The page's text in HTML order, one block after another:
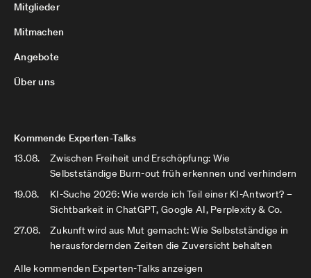
Mitglieder
Mitmachen
Angebote
Über uns
Kommende Experten-Talks
13.08.
Zwischen Freiheit und Erschöpfung: Wie
Selbstständige Burn-out früh erkennen und verhindern
19.08.
KI-Suche 2026: Wie werde ich Teil einer KI-Antwort? –
Sichtbarkeit in ChatGPT, Google AI, Perplexity & Co.
27.08.
Zukunft wird aus Mut gemacht: Wie Selbstständige in
herausfordernden Zeiten die Zuversicht behalten
Alle kommenden Experten-Talks anzeigen